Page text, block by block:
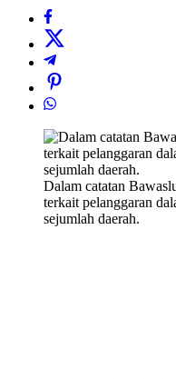
Dalam catatan
terkait pelanggaran
sejumlah daerah.